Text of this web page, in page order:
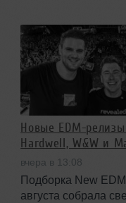
лечение от рака.
организован через
GoFundMe и
покрыть
вмешательство и
расходы в период
Новые EDM-
Hardwell, W&W и
вчера в 13:08
Подборка New
августа собрала